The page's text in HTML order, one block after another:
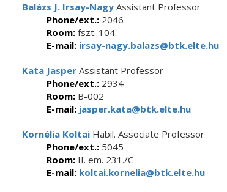
Balázs J. Irsay-Nagy Assistant Professor
Phone/ext.: 2046
Room: fszt. 104.
E-mail: irsay-nagy.balazs@btk.elte.hu
Kata Jasper Assistant Professor
Phone/ext.: 2934
Room: B-002
E-mail: jasper.kata@btk.elte.hu
Kornélia Koltai Habil. Associate Professor
Phone/ext.: 5045
Room: II. em. 231./C
E-mail: koltai.kornelia@btk.elte.hu